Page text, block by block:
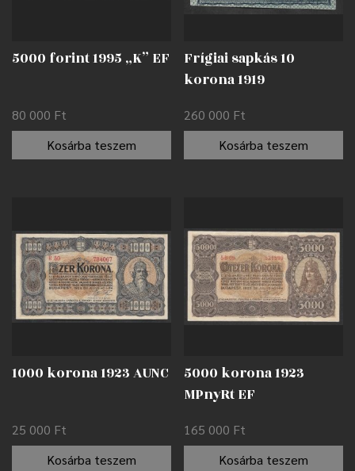
5000 forint 1995 „K” EF
80 000 Ft
Kosárba teszem
Frígiai sapkás 10
korona 1919
260 000 Ft
Kosárba teszem
1000 korona 1923 AUNC
25 000 Ft
Kosárba teszem
5000 korona 1923
MPnyRt EF
165 000 Ft
Kosárba teszem